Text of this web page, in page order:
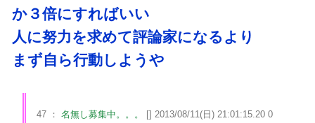
か３倍にすればいい
人に努力を求めて評論家になるより
まず自ら行動しようや
47 ： 名無し募集中。。。 [] 2013/08/11(日) 21:01:15.20 0